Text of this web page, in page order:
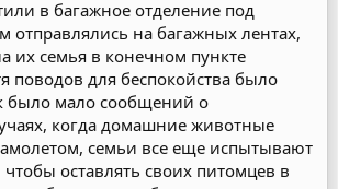
в багажное отделение под
отправлялись на багажных лентах,
их семья в конечном пункте
поводов для беспокойства было
было мало сообщений о
когда домашние животные
семьи все еще испытывают
чтобы оставлять своих питомцев в